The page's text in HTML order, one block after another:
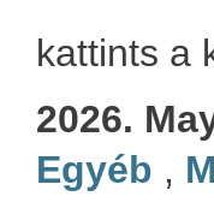
kattints a
2026.
Egyéb ,